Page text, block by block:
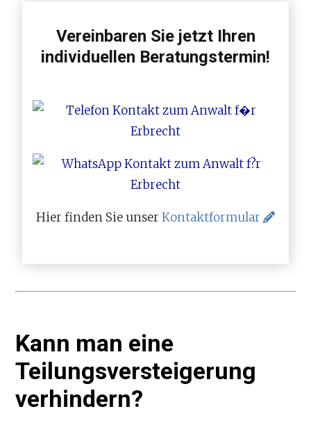
Vereinbaren Sie jetzt Ihren
individuellen Beratungstermin!
Hier finden Sie unser Kontaktformular
Kann man eine
Teilungsversteigerung
verhindern?